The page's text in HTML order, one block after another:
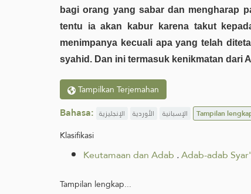
bagi orang yang sabar dan mengharap
tentu ia akan kabur karena takut
menimpanya kecuali apa yang telah
syahid. Dan ini termasuk kenikmatan dari
Tampilkan Terjemahan
Bahasa: الإنجليزية الأوردية الإسبانية Tampilan
Klasifikasi
Keutamaan dan Adab .Adab-adab
Tampilan lengkap...